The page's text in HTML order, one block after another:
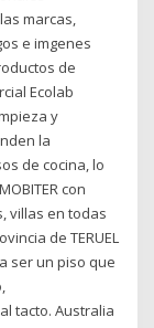
marcas,
e imgenes
de
Ecolab
y
la
de cocina, lo
con
villas en todas
de TERUEL
ser un piso que
tacto. Australia